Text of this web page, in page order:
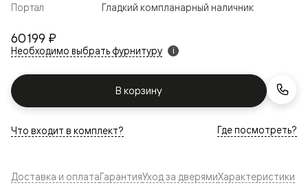
60 199 ₽
Необходимо выбрать фурнитуру i
В корзину
Портал
Гладкий компланарный наличник
Что входит в комплект? Где посмотреть?
Доставка и оплатаГарантияУход за дверямиХарактеристики